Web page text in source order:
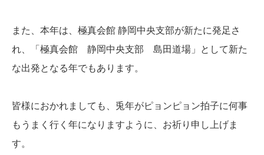
また、本年は、極真会館 静岡中央支部が新たに発足さ
れ、「極真会館 静岡中央支部 島田道場」として新た
な出発となる年でもあります。
皆様におかれましても、兎年がピョンピョン拍子に何事
もうまく行く年になりますように、お祈り申し上げま
す。